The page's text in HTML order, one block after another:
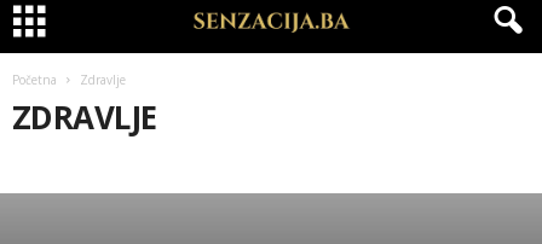
Početna Zdravlje
ZDRAVLJE